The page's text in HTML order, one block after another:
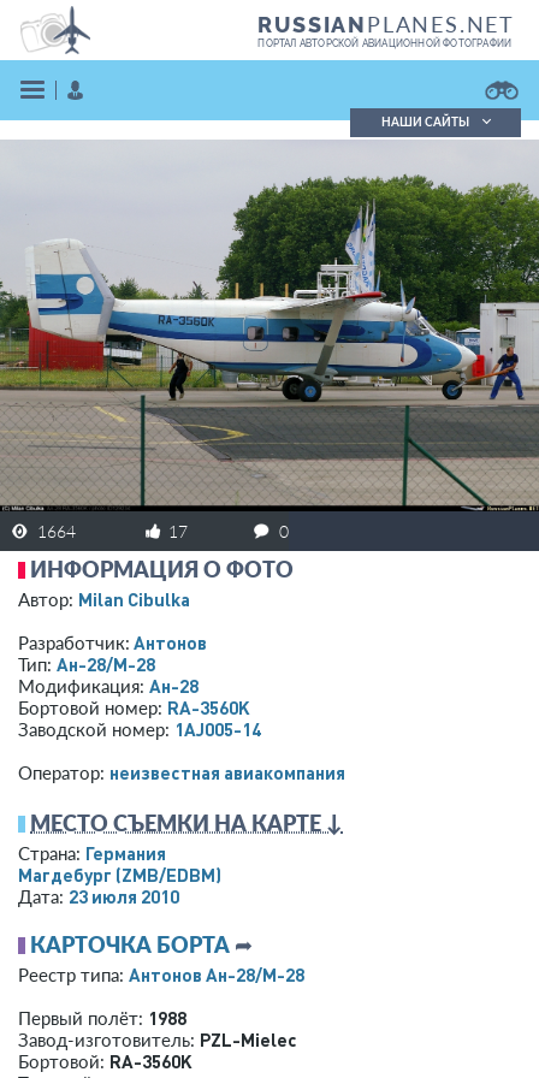
RUSSIANPLANES.NET
ПОРТАЛ АВТОРСКОЙ АВИАЦИОННОЙ ФОТОГРАФИИ
ВОЙТИ
ЗАРЕГИСТРИРОВАТЬСЯ
Поиск в реестре
Кратко
Подробно
НАШИ САЙТЫ
1664 17 0
ИНФОРМАЦИЯ О ФОТО
Автор: Milan Cibulka
Разработчик: Антонов
Тип: Ан-28/M-28
Модификация: Ан-28
Бортовой номер: RA-3560K
Заводской номер: 1AJ005-14
Оператор: ­неизвестная авиакомпания­
МЕСТО СЪЕМКИ НА КАРТЕ ↓
Страна: Германия
Магдебург (ZMB/EDBM)
Дата: 23 июля 2010
КАРТОЧКА БОРТА ➦
Реестр типа: Антонов Ан-28/M-28
Первый полёт: 1988
Завод-изготовитель: PZL-Mielec
Бортовой: RA-3560K